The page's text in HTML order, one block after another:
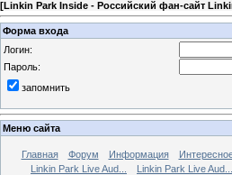
[Linkin Park Inside - Российский фан-сайт
Форма входа
Логин:
Пароль:
запомнить
Меню сайта
Главная Форум Информация
Linkin Park Live Aud...
Linkin Park Live Aud...